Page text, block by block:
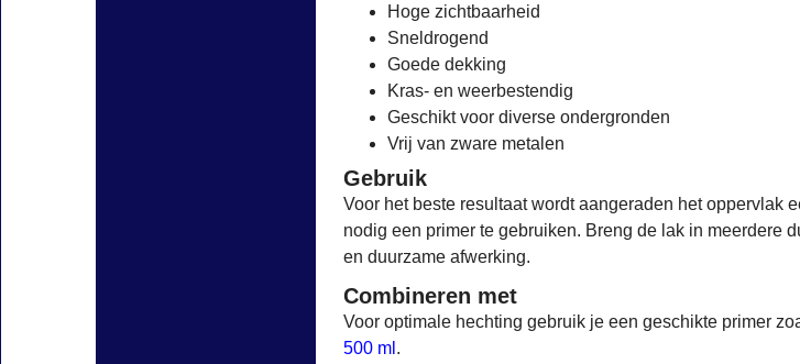
Hoge zichtbaarheid
Sneldrogend
Goede dekking
Kras- en weerbestendig
Geschikt voor diverse ondergronden
Vrij van zware metalen
Gebruik
Voor het beste resultaat wordt aangeraden het oppervlak
nodig een primer te gebruiken. Breng de lak in meerdere
en duurzame afwerking.
Combineren met
Voor optimale hechting gebruik je een geschikte primer
500 ml .